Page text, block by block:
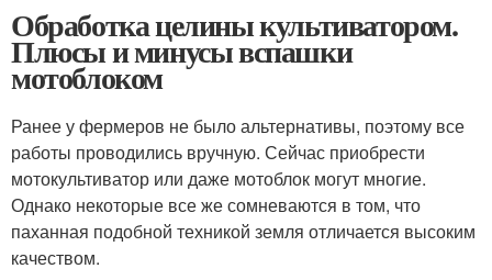
Обработка целины культиватором.
Плюсы и минусы вспашки
мотоблоком
Ранее у фермеров не было альтернативы, поэтому все
работы проводились вручную. Сейчас приобрести
мотокультиватор или даже мотоблок могут многие.
Однако некоторые все же сомневаются в том, что
паханная подобной техникой земля отличается высоким
качеством.